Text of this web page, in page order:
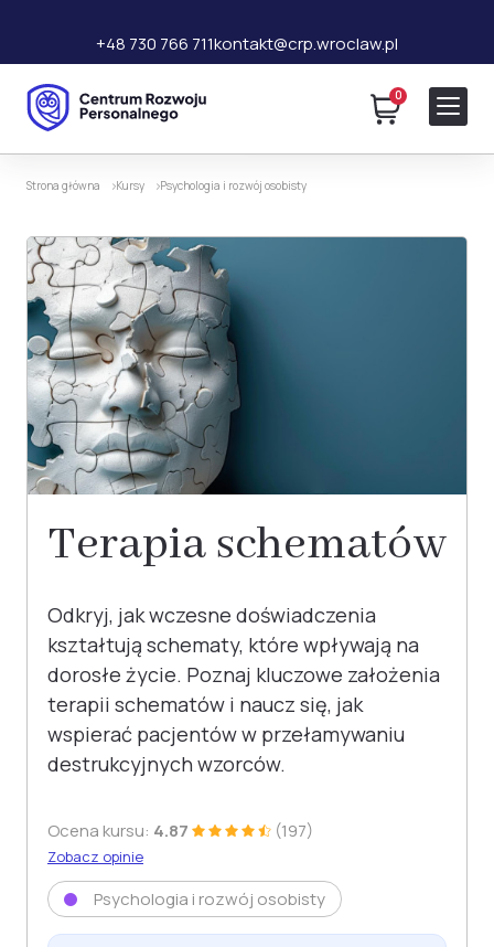
+48 730 766 711kontakt@crp.wroclaw.pl
0
140 zł280 zł Dodaj do koszyka
Strona główna Kursy Psychologia i rozwój osobisty
Terapia schematów
Odkryj, jak wczesne doświadczenia
kształtują schematy, które wpływają na
dorosłe życie. Poznaj kluczowe założenia
terapii schematów i naucz się, jak
wspierać pacjentów w przełamywaniu
destrukcyjnych wzorców.
Ocena kursu: 4.87 (197)
Zobacz opinie
Psychologia i rozwój osobisty